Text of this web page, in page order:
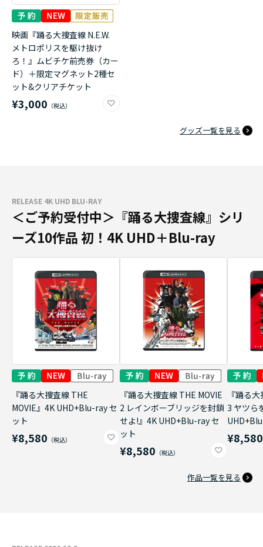
映画『踊る大捜査線 N.E.W.
メトロポリスを駆け抜け
ろ！』ムビチケ前売券（カー
ド）＋限定マグネット2種セ
ット&クリアチケット
¥3,000
グッズ一覧を見る
RELEASE 4K UHD BLU-RAY
＜ご予約受付中＞『踊る大捜査線』シリ
ーズ10作品 初！4K UHD＋Blu-ray
『踊る大捜査線 THE
MOVIE』4K UHD+Blu-ray セ
ット
¥8,580
『踊る大捜査線 THE MOVIE
2 レインボーブリッジを封鎖
せよ!』4K UHD+Blu-ray セ
ット
¥8,580
『踊る
3 ヤツら
¥8,580
作品一覧を見る